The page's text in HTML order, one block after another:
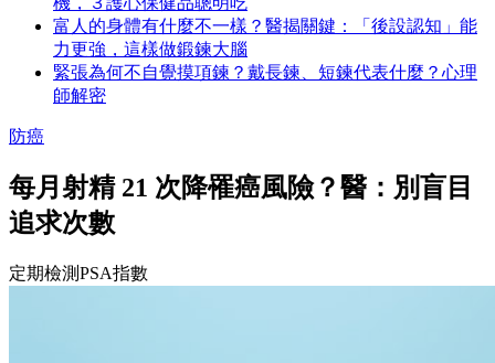
富人的身體有什麼不一樣？醫揭關鍵：「後設認知」能
力更強，這樣做鍛鍊大腦
緊張為何不自覺摸項鍊？戴長鍊、短鍊代表什麼？心理
師解密
防癌
每月射精 21 次降罹癌風險？醫：別盲目
追求次數
定期檢測PSA指數